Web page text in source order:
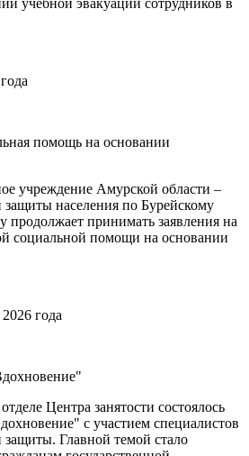
учебной эвакуации сотрудников в
помощь на основании
учреждение Амурской области –
защиты населения по Бурейскому
продолжает принимать заявления на
социальной помощи на основании
года
Центра занятости состоялось
с участием специалистов
защиты. Главной темой стало